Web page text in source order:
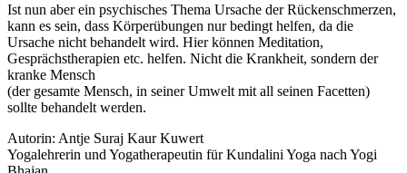
Ist nun aber ein psychisches Thema Ursache der Rückenschmerzen,
kann es sein, dass Körperübungen nur bedingt helfen, da die
Ursache nicht behandelt wird. Hier können Meditation,
Gesprächstherapien etc. helfen. Nicht die Krankheit, sondern der
kranke Mensch
(der gesamte Mensch, in seiner Umwelt mit all seinen Facetten)
sollte behandelt werden.
Autorin: Antje Suraj Kaur Kuwert
Yogalehrerin und Yogatherapeutin für Kundalini Yoga nach Yogi